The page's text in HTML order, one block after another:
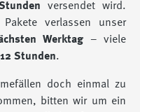
versendet wird.
verlassen unser
Werktag – viele
Stunden.
doch einmal zu
bitten wir um ein